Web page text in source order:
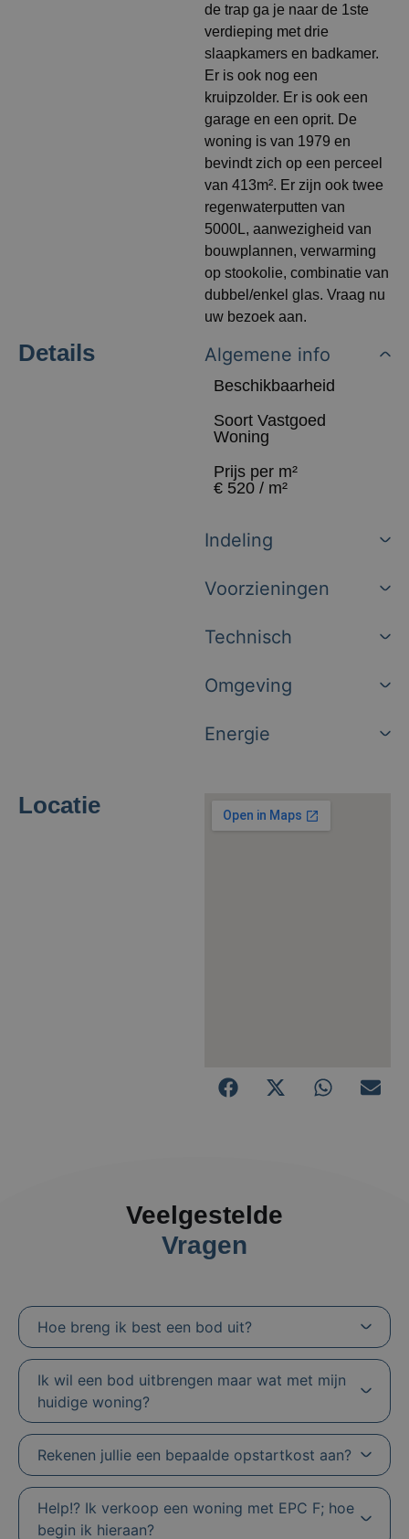
de trap ga je naar de 1ste
verdieping met drie
slaapkamers en badkamer.
Er is ook nog een
kruipzolder. Er is ook een
garage en een oprit. De
woning is van 1979 en
bevindt zich op een perceel
van 413m². Er zijn ook twee
regenwaterputten van
5000L, aanwezigheid van
bouwplannen, verwarming
op stookolie, combinatie van
dubbel/enkel glas. Vraag nu
uw bezoek aan.
Details Algemene info
Beschikbaarheid
Soort Vastgoed
Woning
Prijs per m²
€ 520 / m²
Indeling
Voorzieningen
Technisch
Omgeving
Energie
Locatie
Veelgestelde
Vragen
Hoe breng ik best een bod uit?
Ik wil een bod uitbrengen maar wat met mijn
huidige woning?
Rekenen jullie een bepaalde opstartkost aan?
Help!? Ik verkoop een woning met EPC F; hoe
begin ik hieraan?